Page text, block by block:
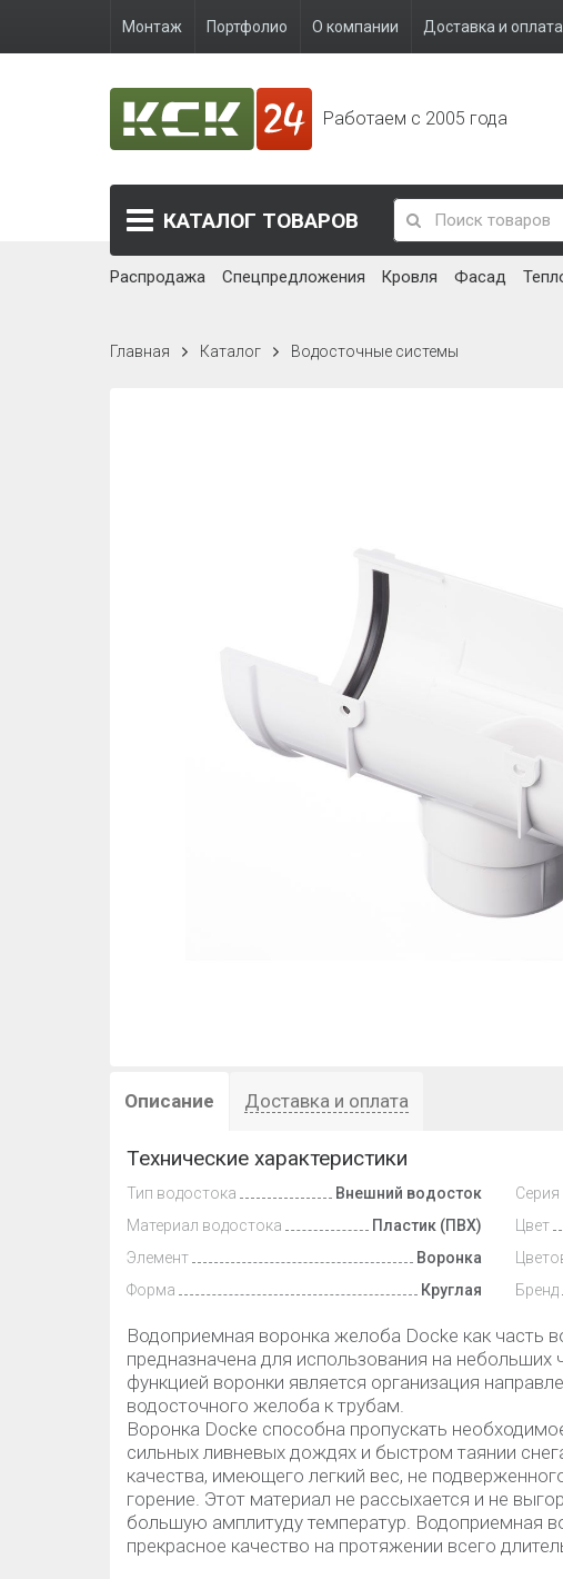
Монтаж Портфолио О компании Доставка и оплата
Работаем с 2005 года
КАТАЛОГ ТОВАРОВ
Распродажа Спецпредложения Кровля Фасад
Главная Каталог Водосточные системы
Описание Доставка и оплата
Технические характеристики
Тип водостока
Внешний водосток
Материал водостока
Пластик (ПВХ)
Элемент
Воронка
Форма
Круглая
Цвет
Бренд
Водоприемная воронка желоба Docke как часть
предназначена для использования на небольших
функцией воронки является организация
водосточного желоба к трубам.
Воронка Docke способна пропускать
сильных ливневых дождях и быстром таянии
качества, имеющего легкий вес, не
горение. Этот материал не рассыхается и не
большую амплитуду температур. Водоприемная
прекрасное качество на протяжении всего